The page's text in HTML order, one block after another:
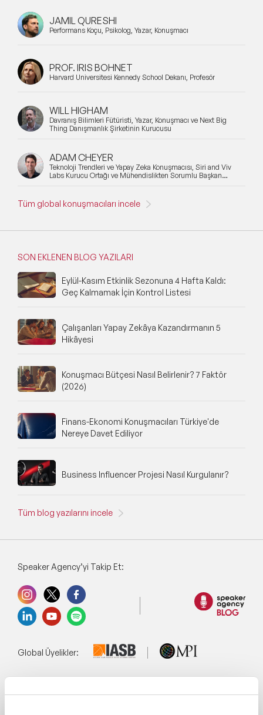
JAMIL QURESHI
Performans Koçu, Psikolog, Yazar, Konuşmacı
PROF. IRIS BOHNET
Harvard Üniversitesi Kennedy School Dekanı, Profesör
WILL HIGHAM
Davranış Bilimleri Fütüristi, Yazar, Konuşmacı ve Next Big
Thing Danışmanlık Şirketinin Kurucusu
ADAM CHEYER
Teknoloji Trendleri ve Yapay Zeka Konuşmacısı, Siri and Viv
Labs Kurucu Ortağı ve Mühendislikten Sorumlu Başkan
Tüm global konuşmacıları incele
SON EKLENEN BLOG YAZILARI
Eylül-Kasım Etkinlik Sezonuna 4 Hafta Kaldı:
Geç Kalmamak İçin Kontrol Listesi
Çalışanları Yapay Zekâya Kazandırmanın 5
Hikâyesi
Konuşmacı Bütçesi Nasıl Belirlenir? 7 Faktör
(2026)
Finans-Ekonomi Konuşmacıları Türkiye'de
Nereye Davet Ediliyor
Business Influencer Projesi Nasıl Kurgulanır?
Tüm blog yazılarını incele
Speaker Agency’yi Takip Et:
Global Üyelikler: